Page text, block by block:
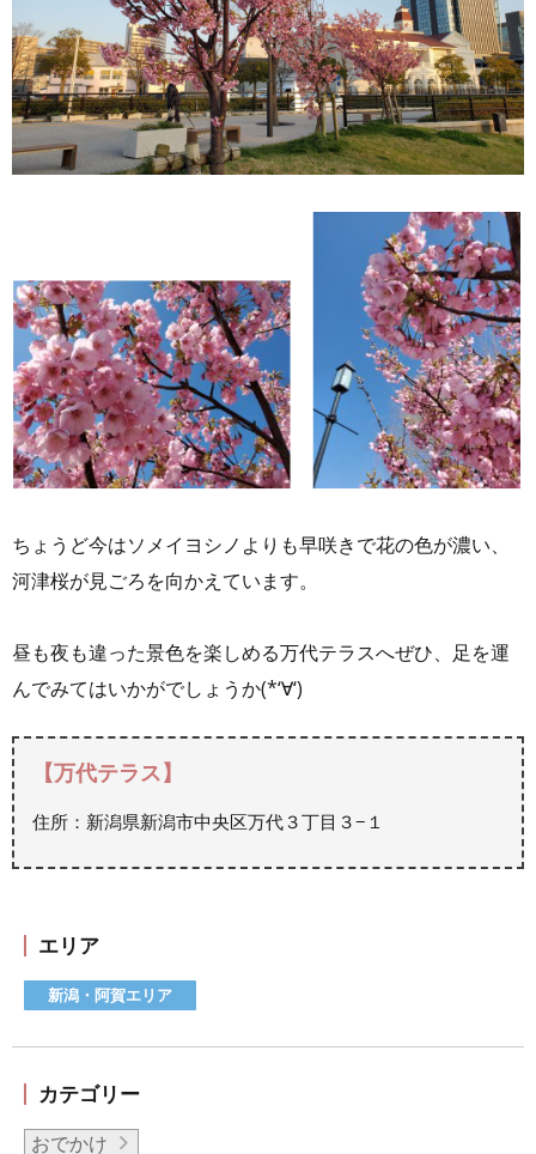
ちょうど今はソメイヨシノよりも早咲きで花の色が濃い、
河津桜が見ごろを向かえています。
昼も夜も違った景色を楽しめる万代テラスへぜひ、足を運
んでみてはいかがでしょうか(*‘∀‘)
【万代テラス】
住所：新潟県新潟市中央区万代３丁目３−１
エリア
新潟・阿賀エリア
カテゴリー
おでかけ